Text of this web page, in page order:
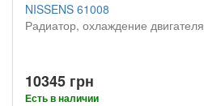
NISSENS 61008
Радиатор, охлаждение двигателя
10345 грн
Есть в наличии